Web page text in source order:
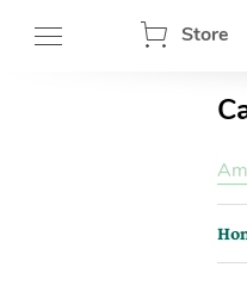
Store